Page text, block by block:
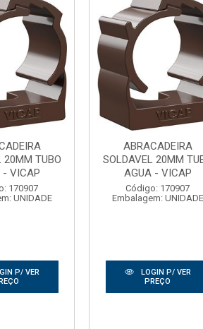
20MM TUBO
- VICAP
170907
UNIDADE
P/ VER
ABRACADEIRA
SOLDAVEL 20MM
AGUA - VICAP
Código: 170907
Embalagem: UNIDADE
LOGIN P/ VER
PREÇO